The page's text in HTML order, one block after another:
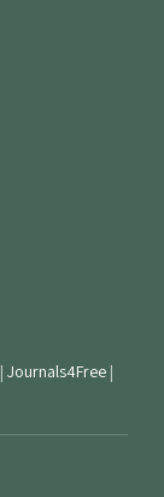
| Journals4Free |